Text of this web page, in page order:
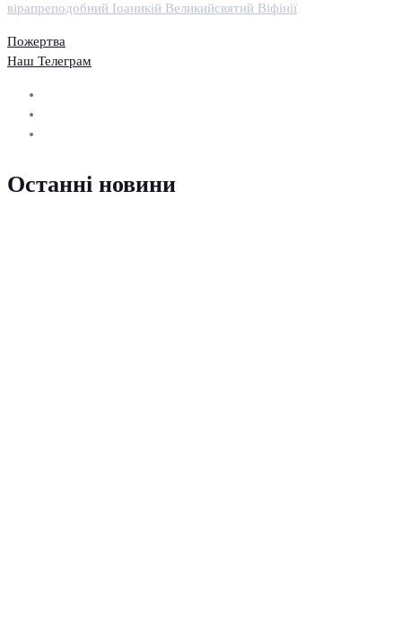
вірапреподобний Іоаникій Великийсвятий Віфінії
Пожертва
Наш Телеграм
Останні новини